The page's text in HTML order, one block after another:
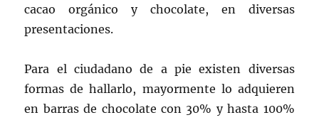
cacao orgánico y chocolate, en diversas
presentaciones.
Para el ciudadano de a pie existen diversas
formas de hallarlo, mayormente lo adquieren
en barras de chocolate con 30% y hasta 100%